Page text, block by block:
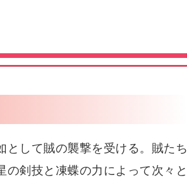
として賊の襲撃を受ける。賊たち
剣技と凍蝶の力によって次々と